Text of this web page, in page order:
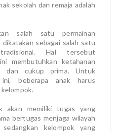
sekolah dan remaja adalah
salah satu permainan
sebagai salah satu
Hal tersebut
membutuhkan ketahanan
cukup prima. Untuk
ini, beberapa anak harus
akan memiliki tugas yang
bertugas menjaga wilayah
kelompok yang